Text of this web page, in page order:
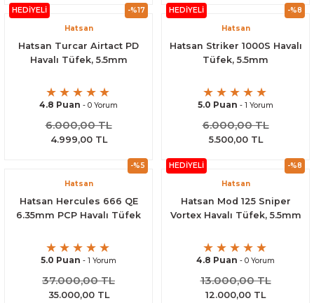
-%17
HEDİYELİ
Hatsan
Hatsan Turcar Airtact PD
Havalı Tüfek, 5.5mm
4.8 Puan - 0 Yorum
6.000,00 TL
4.999,00 TL
-%8
HEDİYELİ
Hatsan
Hatsan Striker 1000S Havalı
Tüfek, 5.5mm
5.0 Puan - 1 Yorum
6.000,00 TL
5.500,00 TL
-%5
Hatsan
Hatsan Hercules 666 QE
6.35mm PCP Havalı Tüfek
5.0 Puan - 1 Yorum
37.000,00 TL
35.000,00 TL
-%8
HEDİYELİ
Hatsan
Hatsan Mod 125 Sniper
Vortex Havalı Tüfek, 5.5mm
4.8 Puan - 0 Yorum
13.000,00 TL
12.000,00 TL